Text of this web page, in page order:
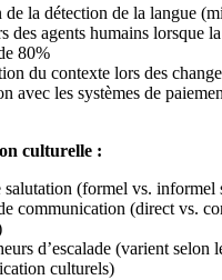
de la détection de la langue
des agents humains lorsque
80%
du contexte lors des
avec les systèmes de
culturelle :
salutation (formel vs. informel
communication (direct vs.
d’escalade (varient selon
culturels)